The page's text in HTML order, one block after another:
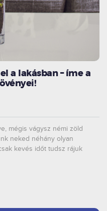
a lakásban – íme a
mégis vágysz némi zöld
neked néhány olyan
kevés időt tudsz rájuk